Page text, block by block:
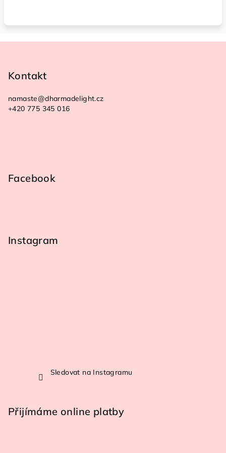
Kontakt
namaste@dharmadelight.cz
+420 775 345 016
Facebook
Instagram
Sledovat na Instagramu
Přijímáme online platby